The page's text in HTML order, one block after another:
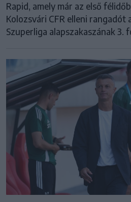
Rapid, amely már az első
Kolozsvári CFR elleni rangadót
Szuperliga alapszakaszának 3.